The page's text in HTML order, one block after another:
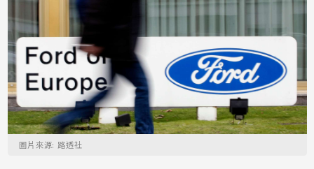
圖片來源: 路透社